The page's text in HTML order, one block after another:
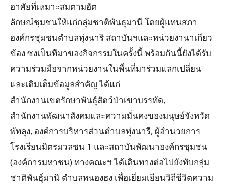
อาศัยที่เหมาะสมตามอัต
ลักษณ์ชุมชนให้แก่กลุ่มชาติพันธุมานี โดยผู้แทนสภา
องค์กรชุมชนตำบลทุ่งนาริ สถาบันฯและหน่วยงานาเกียว
ข้อง ซงเป็นทีมาของกิจกรรมในครั้งนี้ พร้อมกันนี้ยังได้รับ
ความร่วมมือจากหน่วยงานในพื้นที่มาร่วมแลกเปลี่ยน
และเติมเต็มข้อมูลสำคัญ ได้แก่
สำนักงานเขตรักษาพันธุ์สัตว์ป่าเขาบรรทัด,
สำนักงานพัฒนาสังคมและความมั่นคงของมนุษย์จังหวัด
พัทลุง, องค์การบริหารส่วนตำบลทุ่งนารี, ผู้อำนวยการ
โรงเรียนมิตรมวลชน 1 และสถาบันพัฒนาองค์กรชุมชน
(องค์การมหาชน) ทางคณะฯ ได้เดินทางต่อไปยังทับกลุ่ม
ชาติพันธุ์มานิ ตำบลหนองธง เพื่อเยี่ยมเยียนวิถีชีวิตความ